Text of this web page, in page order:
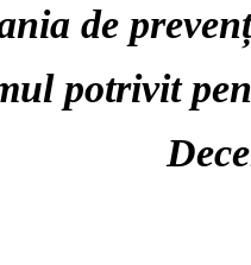
de
potrivit